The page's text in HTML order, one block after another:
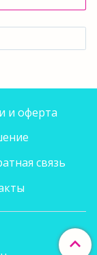
и оферта
связь